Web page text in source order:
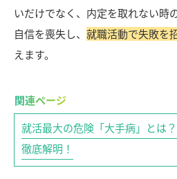
いだけでなく、内定を取れない時
自信を喪失し、 就職活動で失敗を
えます。
就活最大の危険「大手病」とは
徹底解明！